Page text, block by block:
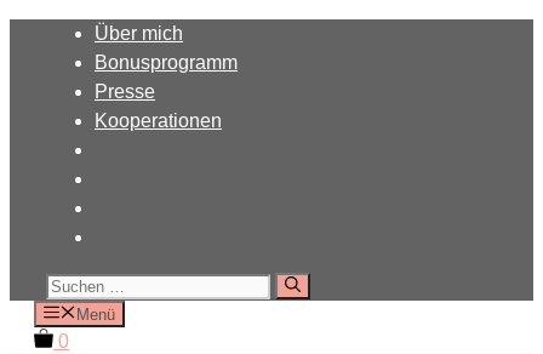
springen
Über mich
Bonusprogramm
Presse
Kooperationen
Suchen
nach:Menü
0